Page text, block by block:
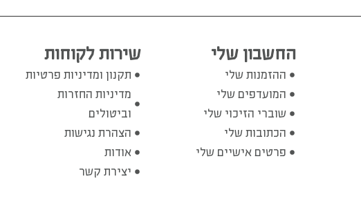
החשבון שלי
ההזמנות שלי
המועדפים שלי
שוברי הזיכוי שלי
הכתובות שלי
פרטים אישיים שלי
שירות לקוחות
תקנון ומדיניות פרטיות
מדיניות החזרות
וביטולים
הצהרת נגישות
אודות
יצירת קשר